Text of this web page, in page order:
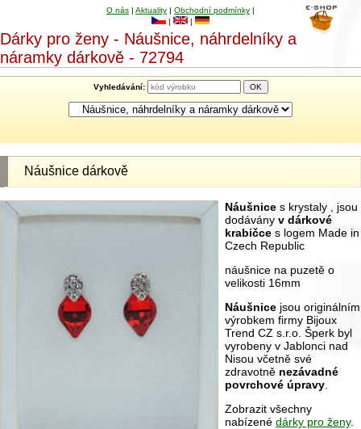
O nás | Aktuality | Obchodní podmínky |
|
|
Dárky pro ženy - Náušnice, náhrdelníky a
náramky dárkově - 72794
Vyhledávání:
Náušnice dárkově
Náušnices krystaly , jsou
dodávány v dárkové
krabičces logem Made in
Czech Republic
náušnice na puzetě o
velikosti 16mm
Náušnicejsou originálním
výrobkem firmy Bijoux
Trend CZ s.r.o. Šperk byl
vyrobeny v Jablonci nad
Nisou včetně své
zdravotněnezávadné
povrchové úpravy.
Zobrazit všechny
nabízené dárky pro ženy.